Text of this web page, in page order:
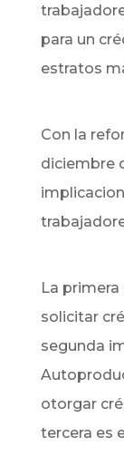
para un
estratos
Con la
diciembre
La
solicitar
segunda
otorgar
tercera es